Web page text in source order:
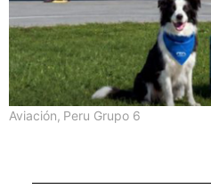
Aviación, Peru Grupo 6